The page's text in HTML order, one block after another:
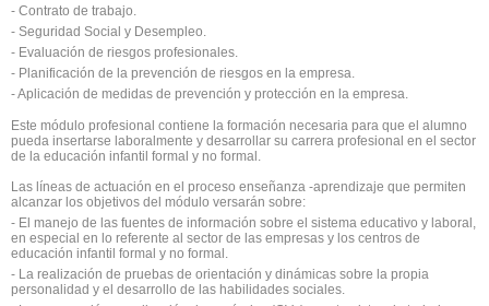
- Contrato de trabajo.
- Seguridad Social y Desempleo.
- Evaluación de riesgos profesionales.
- Planificación de la prevención de riesgos en la empresa.
- Aplicación de medidas de prevención y protección en la empresa.
Este módulo profesional contiene la formación necesaria para que el alumno
pueda insertarse laboralmente y desarrollar su carrera profesional en el sector
de la educación infantil formal y no formal.
Las líneas de actuación en el proceso enseñanza -aprendizaje que permiten
alcanzar los objetivos del módulo versarán sobre:
- El manejo de las fuentes de información sobre el sistema educativo y laboral,
en especial en lo referente al sector de las empresas y los centros de
educación infantil formal y no formal.
- La realización de pruebas de orientación y dinámicas sobre la propia
personalidad y el desarrollo de las habilidades sociales.